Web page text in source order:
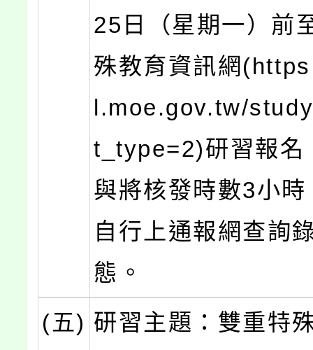
25日（星期一）前
殊教育資訊網
l.moe.gov.tw/
t_type=2)研習報名
與將核發時數3小
自行上通報網查詢
態。
(五) 研習主題：雙重特